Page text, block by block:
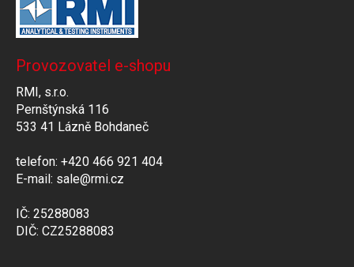
Provozovatel e-shopu
RMI, s.r.o.
Pernštýnská 116
533 41 Lázně Bohdaneč
telefon: +420 466 921 404
E-mail: sale@rmi.cz
IČ: 25288083
DIČ: CZ25288083